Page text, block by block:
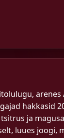
hakkasid
ja
luues joogi,